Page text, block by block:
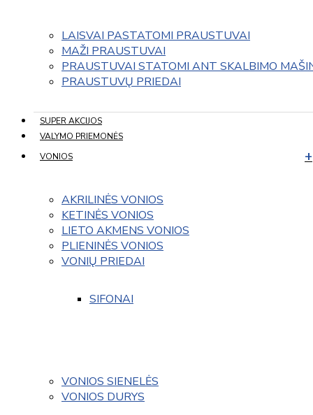
LAISVAI PASTATOMI PRAUSTUVAI
MAŽI PRAUSTUVAI
PRAUSTUVAI STATOMI ANT SKALBIMO
PRAUSTUVŲ PRIEDAI
SUPER AKCIJOS
VALYMO PRIEMONĖS
VONIOS
AKRILINĖS VONIOS
KETINĖS VONIOS
LIETO AKMENS VONIOS
PLIENINĖS VONIOS
VONIŲ PRIEDAI
SIFONAI
VONIOS SIENELĖS
VONIOS DURYS